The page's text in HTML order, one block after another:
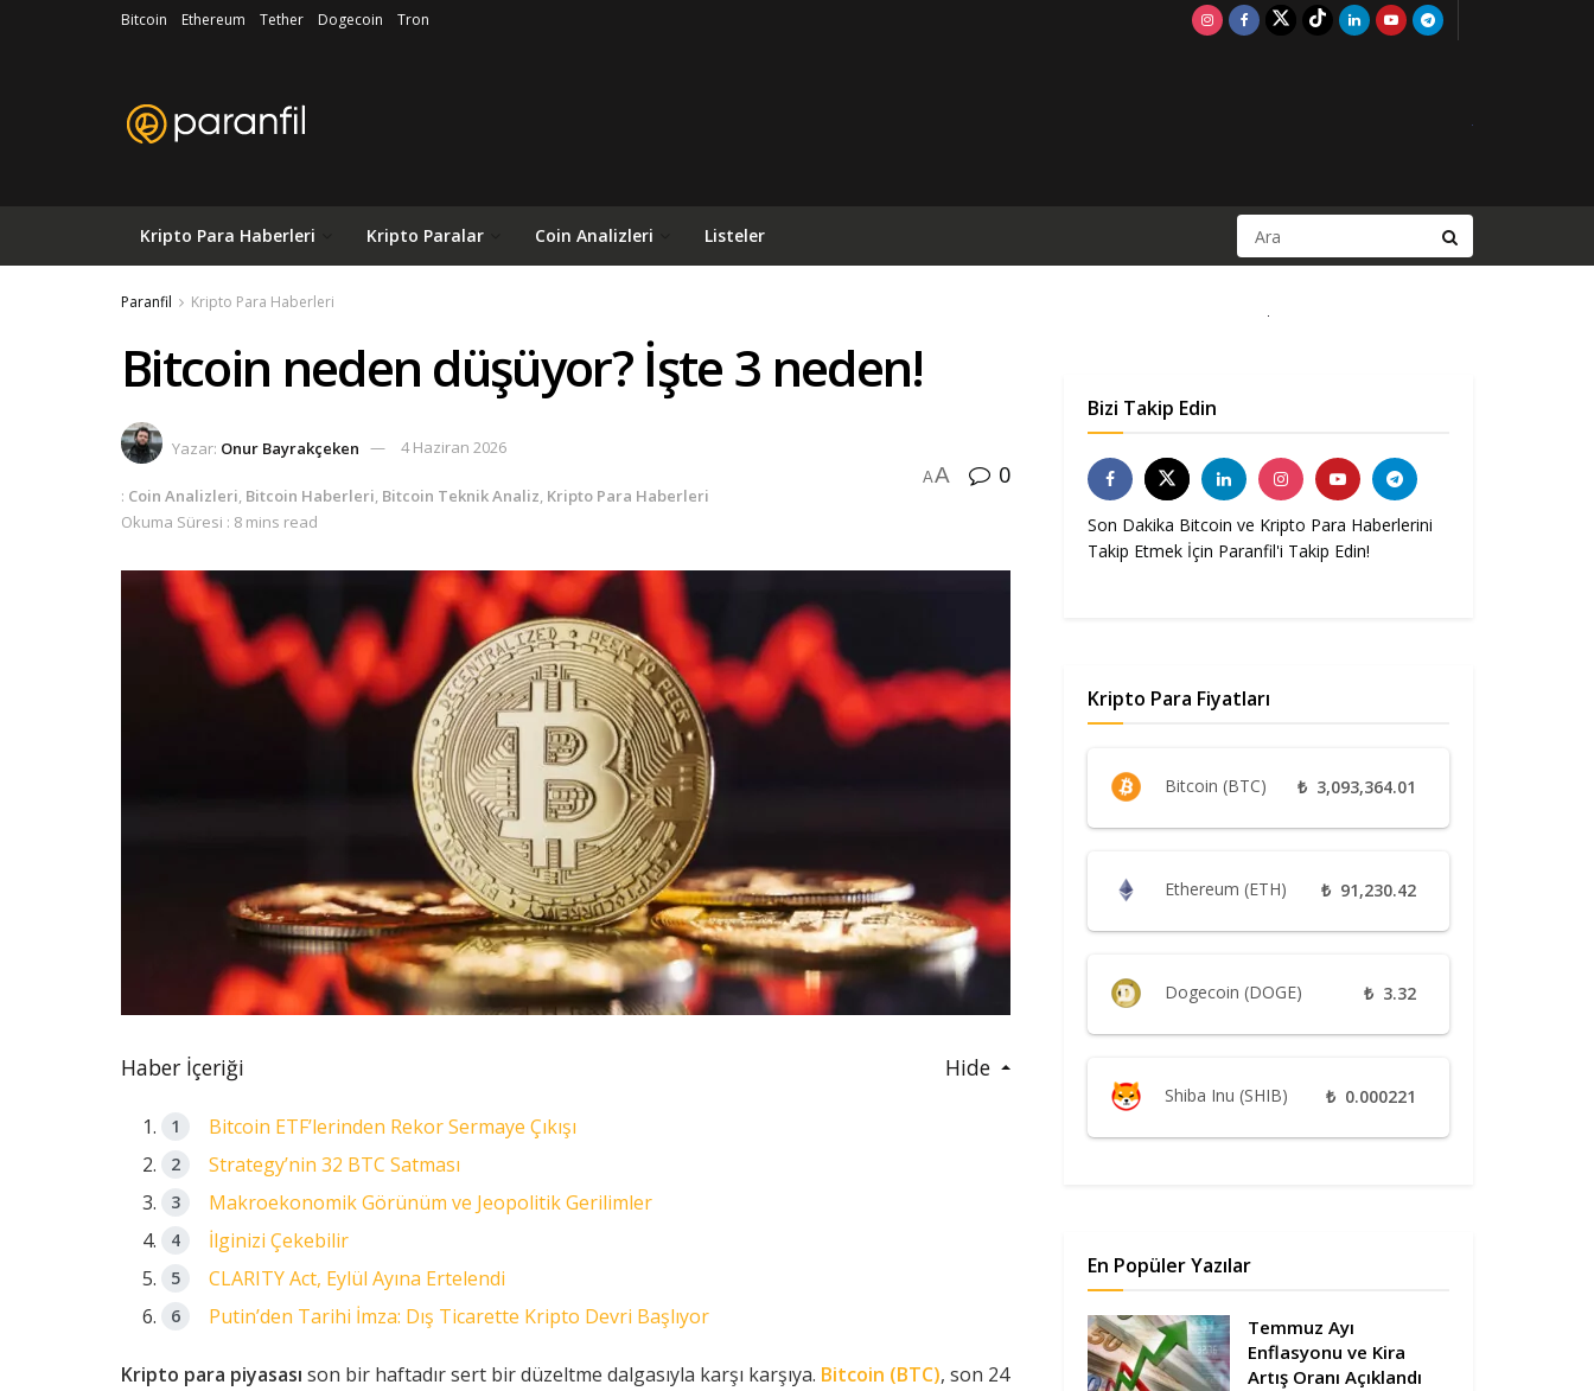
Bitcoin Ethereum Tether Dogecoin Tron
Kripto Para Haberleri Kripto Paralar Coin Analizleri Listeler
Paranfil Kripto Para Haberleri
Bitcoin neden düşüyor? İşte 3 neden!
Yazar: Onur Bayrakçeken 4 Haziran 2026
: Coin Analizleri, Bitcoin Haberleri, Bitcoin Teknik Analiz, Kripto Para Haberleri
Okuma Süresi : 8 mins read
AA 0
Haber İçeriği Hide
Bitcoin ETF’lerinden Rekor Sermaye Çıkışı
Strategy’nin 32 BTC Satması
Makroekonomik Görünüm ve Jeopolitik Gerilimler
İlginizi Çekebilir
CLARITY Act, Eylül Ayına Ertelendi
Putin’den Tarihi İmza: Dış Ticarette Kripto Devri Başlıyor
Kripto para piyasası son bir haftadır sert bir düzeltme dalgasıyla karşı karşıya. Bitcoin (BTC), son 24
Bizi Takip Edin
Son Dakika Bitcoin ve Kripto Para Haberlerini
Takip Etmek İçin Paranfil'i Takip Edin!
Kripto Para Fiyatları
Bitcoin (BTC) ₺ 3,093,364.01
Ethereum (ETH) ₺ 91,230.42
Dogecoin (DOGE) ₺ 3.32
Shiba Inu (SHIB) ₺ 0.000221
En Popüler Yazılar
Temmuz Ayı
Enflasyonu ve Kira
Artış Oranı Açıklandı